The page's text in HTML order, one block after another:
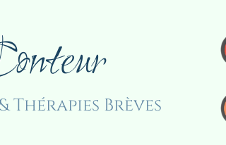
Brèves